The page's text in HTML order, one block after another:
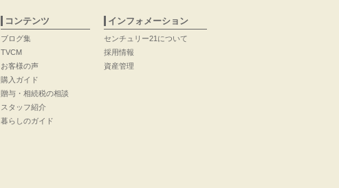
コンテンツ
ブログ集
TVCM
お客様の声
購入ガイド
贈与・相続税の相談
スタッフ紹介
暮らしのガイド
インフォメーション
センチュリー21について
採用情報
資産管理